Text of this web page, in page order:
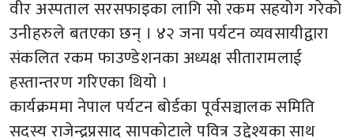
वीर अस्पताल सरसफाइका लागि सो रकम सहयोग गरेको
उनीहरुले बतएका छन् । ४२ जना पर्यटन व्यवसायीद्वारा
संकलित रकम फाउण्डेशनका अध्यक्ष सीतारामलाई
हस्तान्तरण गरिएका थियो ।
कार्यक्रममा नेपाल पर्यटन बोर्डका पूर्वसञ्चालक समिति
सदस्य राजेन्द्रप्रसाद सापकोटाले पवित्र उद्देश्यका साथ